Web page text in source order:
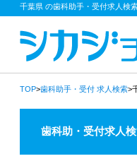
千葉県 の歯科助手・受付求人検
TOP>歯科助手・受付求人検索>
歯科助・受付求人